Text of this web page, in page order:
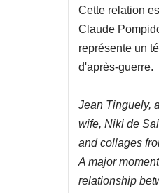
Cette relation
Claude
représente un
d'après-guerre.
Jean Tinguely,
wife, Niki de
and collages
A major
relationship